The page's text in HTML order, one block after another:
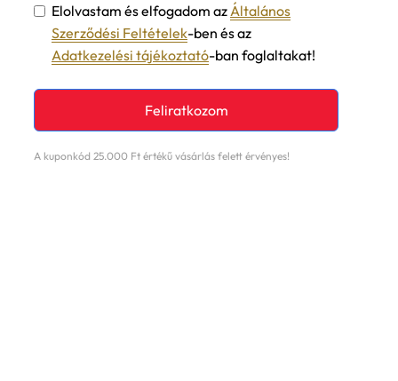
Elolvastam és elfogadom azÁltalános
Szerződési Feltételek-ben és az
Adatkezelési tájékoztató-ban foglaltakat!
Feliratkozom
A kuponkód 25.000 Ft értékű vásárlás felett érvényes!